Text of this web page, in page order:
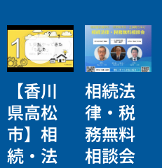
【香川
県高松
市】相
続・法
相続法
律・税
務無料
相談会